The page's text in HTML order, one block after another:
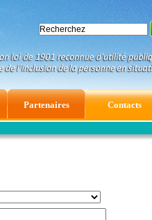
Partenaires Contacts